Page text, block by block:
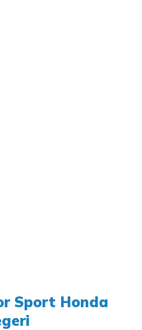
Sport Honda